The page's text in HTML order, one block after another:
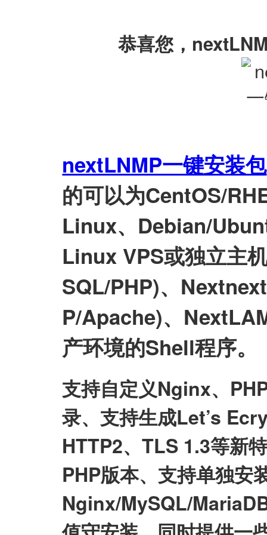
恭喜您，
nextLNMP一键安装包
的可以为CentOS/
Linux、Debian/
Linux VPS或独立主
SQL/PHP)、
P/Apache)、
产环境的Shell程序。
支持自定义Nginx、
录、支持生成Let’s
HTTP2、TLS 1.3等新
PHP版本、支持单独安
Nginx/MySQL/